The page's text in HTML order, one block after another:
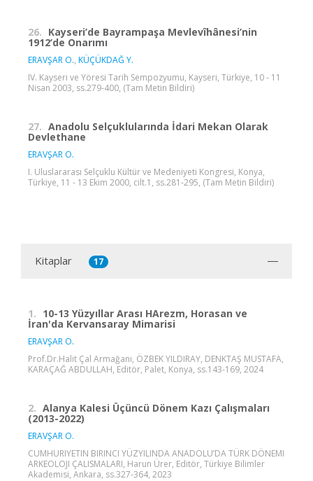
26. Kayseri’de Bayrampaşa Mevlevîhânesi’nin
1912’de Onarımı
ERAVŞAR O., KÜÇÜKDAĞ Y.
IV. Kayseri ve Yöresi Tarih Sempozyumu, Kayseri, Türkiye, 10 - 11
Nisan 2003, ss.279-400, (Tam Metin Bildiri)
27. Anadolu Selçuklularında İdari Mekan Olarak
Devlethane
ERAVŞAR O.
I. Uluslararası Selçuklu Kültür ve Medeniyeti Kongresi, Konya,
Türkiye, 11 - 13 Ekim 2000, cilt.1, ss.281-295, (Tam Metin Bildiri)
Kitaplar 17
1. 10-13 Yüzyıllar Arası HArezm, Horasan ve
İran'da Kervansaray Mimarisi
ERAVŞAR O.
Prof.Dr.Halit Çal Armağanı, ÖZBEK YILDIRAY, DENKTAŞ MUSTAFA,
KARAÇAĞ ABDULLAH, Editör, Palet, Konya, ss.143-169, 2024
2. Alanya Kalesi Üçüncü Dönem Kazı Çalışmaları
(2013-2022)
ERAVŞAR O.
CUMHURIYETIN BIRINCI YÜZYILINDA ANADOLU’DA TÜRK DÖNEMI
ARKEOLOJI ÇALISMALARI, Harun Ürer, Editör, Türkiye Bilimler
Akademisi, Ankara, ss.327-364, 2023